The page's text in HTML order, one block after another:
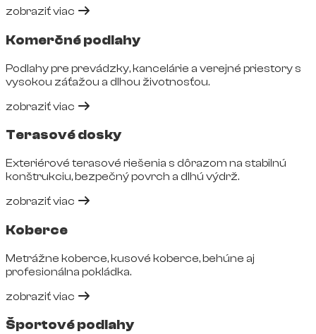
zobraziť viac
Komerčné podlahy
Podlahy pre prevádzky, kancelárie a verejné priestory s
vysokou záťažou a dlhou životnosťou.
zobraziť viac
Terasové dosky
Exteriérové terasové riešenia s dôrazom na stabilnú
konštrukciu, bezpečný povrch a dlhú výdrž.
zobraziť viac
Koberce
Metrážne koberce, kusové koberce, behúne aj
profesionálna pokládka.
zobraziť viac
Športové podlahy